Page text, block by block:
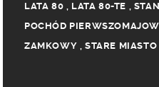
LATA 80 , LATA 80-TE ,
POCHÓD
ZAMKOWY ,STARE MIASTO